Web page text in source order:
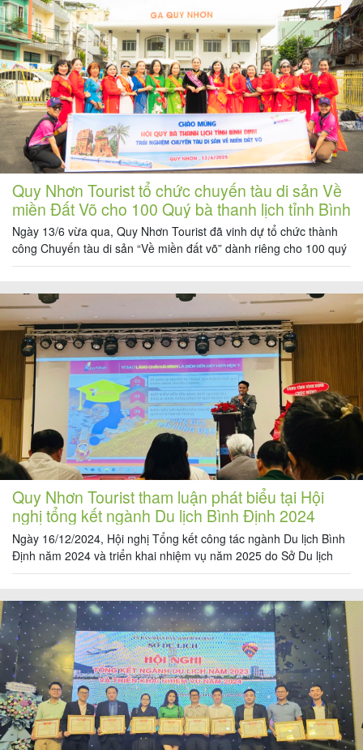
nhận
khách
hàng
Tuyển
dụng
hệ
Quy Nhơn Tourist tổ chức chuyến tàu di sản Về
miền Đất Võ cho 100 Quý bà thanh lịch tỉnh Bình
Định
Ngày 13/6 vừa qua, Quy Nhơn Tourist đã vinh dự tổ chức thành
công Chuyến tàu di sản “Về miền đất võ” dành riêng cho 100 quý
bà thanh lịch tỉnh Bình Định – một sự kiện văn hóa – du lịch đầy
Quy Nhơn Tourist tham luận phát biểu tại Hội
nghị tổng kết ngành Du lịch Bình Định 2024
Ngày 16/12/2024, Hội nghị Tổng kết công tác ngành Du lịch Bình
Định năm 2024 và triển khai nhiệm vụ năm 2025 do Sở Du lịch
tỉnh Bình Định tổ chức tại Khách sạn 5 sao Grand Hyams Quy
ngành kinh […]